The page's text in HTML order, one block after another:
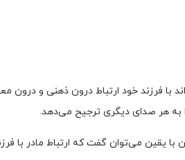
فرزند خود ارتباط درون ذهنی و درون
هر صدای دیگری ترجیح می‌دهد.
با یقین می‌توان گفت که ارتباط مادر با